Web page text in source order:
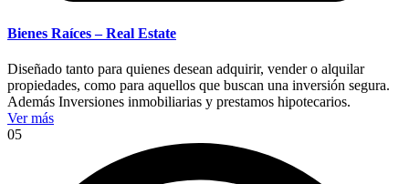
Bienes Raíces – Real Estate
Diseñado tanto para quienes desean adquirir, vender o alquilar
propiedades, como para aquellos que buscan una inversión segura.
Además Inversiones inmobiliarias y prestamos hipotecarios.
Ver más
05